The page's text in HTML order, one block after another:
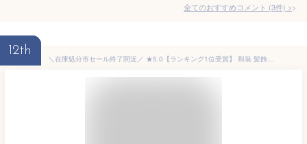
全てのおすすめコメント (3件) >
12th
＼在庫処分市セール終了間近／ ★5.0【ランキング1位受賞】 和装 髪飾り 成人式 振袖 通年用 日本製 ちりめん つまみ細工 房付き 4点セット 花 コーム Uピン 礼装 おしゃれ 大人 レディース 女性★お買い物マラソン★